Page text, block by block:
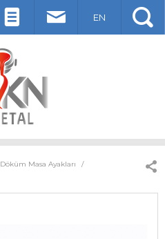
EN
Döküm Masa Ayakları